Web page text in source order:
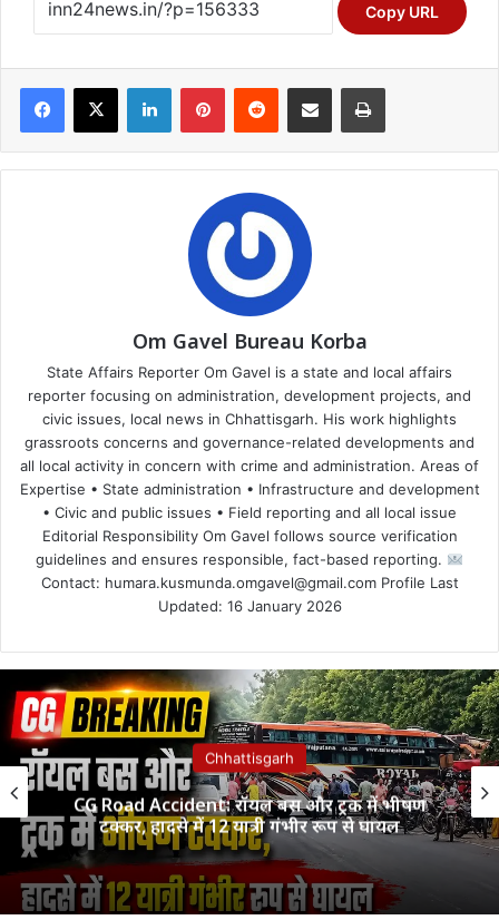
Copy URL
Facebook
X LinkedInPinterestReddit Share via Email Print
Om Gavel Bureau Korba
State Affairs Reporter Om Gavel is a state and local affairs
reporter focusing on administration, development projects, and
civic issues, local news in Chhattisgarh. His work highlights
grassroots concerns and governance-related developments and
all local activity in concern with crime and administration. Areas of
Expertise • State administration • Infrastructure and development
• Civic and public issues • Field reporting and all local issue
Editorial Responsibility Om Gavel follows source verification
guidelines and ensures responsible, fact-based reporting.
Contact: humara.kusmunda.omgavel@gmail.com Profile Last
Updated: 16 January 2026
Chhattisgarh
नारी शक्ति महिला मंडल द्वारा धूमधाम से
सावन उत्सव